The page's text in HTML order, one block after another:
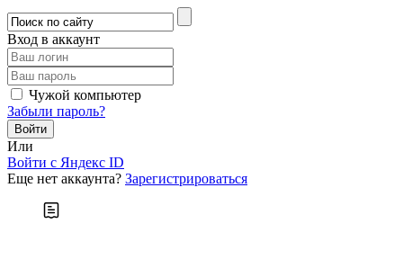
Вход в аккаунт
Чужой компьютер
Забыли пароль?
Или
Войти c Яндекс ID
Еще нет аккаунта? Зарегистрироваться